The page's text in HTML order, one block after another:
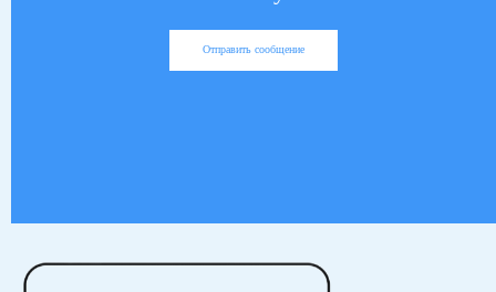
Отправить сообщение